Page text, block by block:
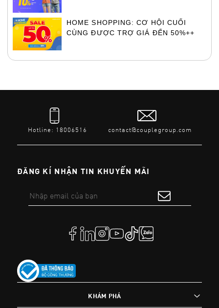
HOME SHOPPING: CƠ HỘI CUỐI
CÙNG ĐƯỢC TRỢ GIÁ ĐẾN 50%++
Hotline: 18006516 contact@couplegroup.com
ĐĂNG KÍ NHẬN TIN KHUYẾN MÃI
KHÁM PHÁ